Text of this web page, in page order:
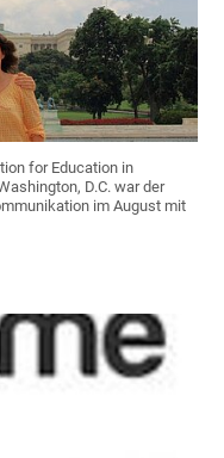
for Education in
D.C. war der
im August mit